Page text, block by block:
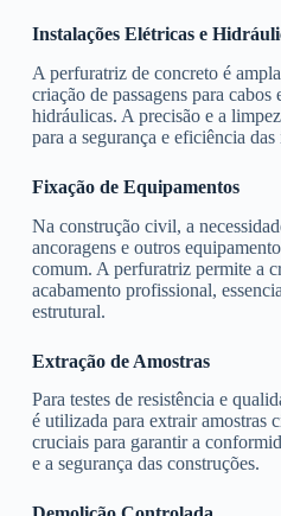
Instalações Elétricas e
A perfuratriz de concreto é
criação de passagens para cabos
hidráulicas. A precisão e a
para a segurança e eficiência das
Fixação de Equipamentos
Na construção civil, a
ancoragens e outros
comum. A perfuratriz permite a
acabamento profissional,
estrutural.
Extração de Amostras
Para testes de resistência e
é utilizada para extrair amostras
cruciais para garantir a
e a segurança das construções.